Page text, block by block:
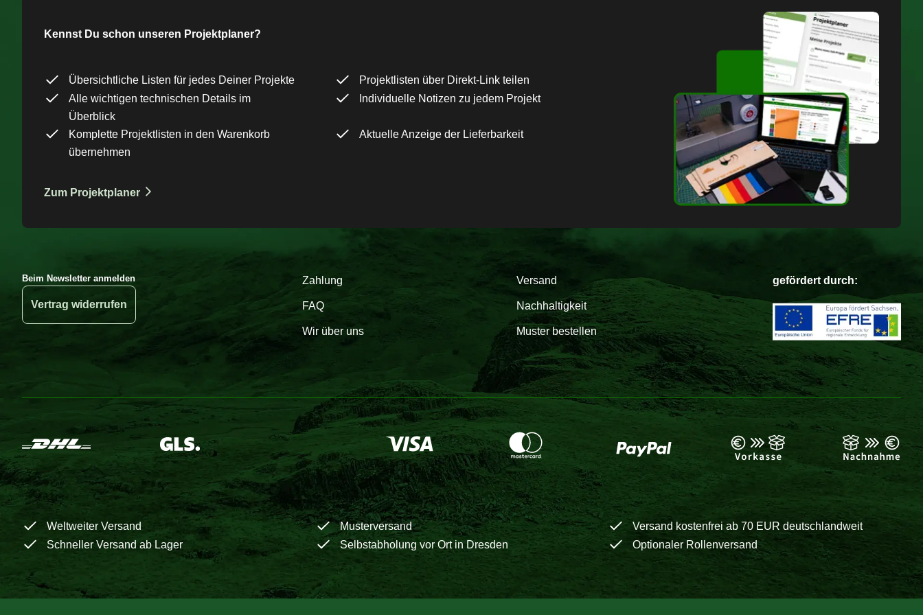
Kennst Du schon unseren Projektplaner?
Übersichtliche Listen für jedes Deiner Projekte
Projektlisten über Direkt-Link teilen
Alle wichtigen technischen Details im
Überblick
Individuelle Notizen zu jedem Projekt
Komplette Projektlisten in den Warenkorb
übernehmen
Aktuelle Anzeige der Lieferbarkeit
Zum Projektplaner
Beim Newsletter anmelden
Vertrag widerrufen
Zahlung Versand
FAQ Nachhaltigkeit
Wir über uns Muster bestellen
gefördert durch:
Weltweiter Versand Musterversand
Versand kostenfrei ab 70 EUR deutschlandweit
Schneller Versand ab Lager
Selbstabholung vor Ort in Dresden Optionaler Rollenversand